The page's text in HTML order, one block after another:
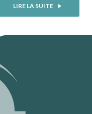
basées sur un
c’est-à-dire
un même espace
LIRE LA SUITE